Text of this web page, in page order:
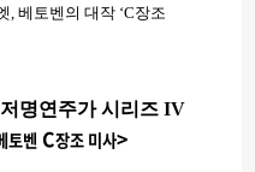
, 베토벤의 대작 ‘C장조
저명연주가 시리즈IV
토벤 C장조 미사>